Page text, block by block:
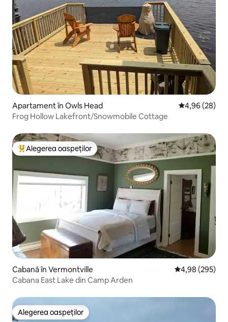
Apartament în Owls Head Scor mediu
4,96 (28)
Frog Hollow Lakefront/Snowmobile Cottage
Locuință din topul categoriei Alegerea oaspeților
Alegerea oaspeților
Cabană în Vermontville Scor mediu de
4,98 (295)
Cabana East Lake din Camp Arden
Alegerea oaspeților
Alegerea oaspeților